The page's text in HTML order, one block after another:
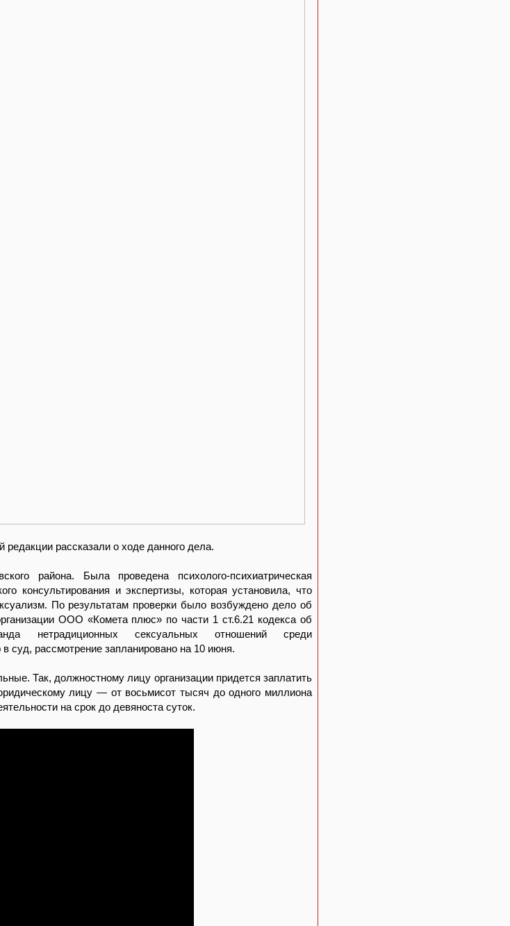
рассказали о ходе данного дела.
района. Была проведена психолого-психиатрическая
консультирования и экспертизы, которая установила, что
По результатам проверки было возбуждено дело об
ООО «Комета плюс» по части 1 ст.6.21 кодекса об
нетрадиционных сексуальных отношений среди
суд, рассмотрение запланировано на 10 июня.
Так, должностному лицу организации придется заплатить
лицу — от восьмисот тысяч до одного миллиона
на срок до девяноста суток.